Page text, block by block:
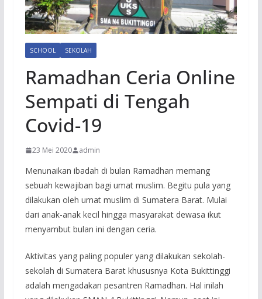
SCHOOL SEKOLAH
Ramadhan Ceria Online
Sempati di Tengah
Covid-19
23 Mei 2020 admin
Menunaikan ibadah di bulan Ramadhan memang
sebuah kewajiban bagi umat muslim. Begitu pula yang
dilakukan oleh umat muslim di Sumatera Barat. Mulai
dari anak-anak kecil hingga masyarakat dewasa ikut
menyambut bulan ini dengan ceria.
Aktivitas yang paling populer yang dilakukan sekolah-
sekolah di Sumatera Barat khususnya Kota Bukittinggi
adalah mengadakan pesantren Ramadhan. Hal inilah